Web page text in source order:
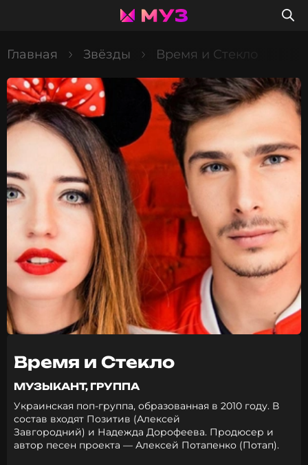
Главная Звёзды Время и Стекло
Время и Стекло
МУЗЫКАНТ, ГРУППА
Украинская поп-группа, образованная в 2010 году. В
состав входят Позитив (Алексей
Завгородний) и Надежда Дорофеева. Продюсер и
автор песен проекта — Алексей Потапенко (Потап).